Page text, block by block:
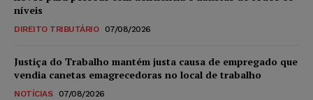
níveis
DIREITO TRIBUTÁRIO 07/08/2026
Justiça do Trabalho mantém justa causa de empregado que
vendia canetas emagrecedoras no local de trabalho
NOTÍCIAS 07/08/2026